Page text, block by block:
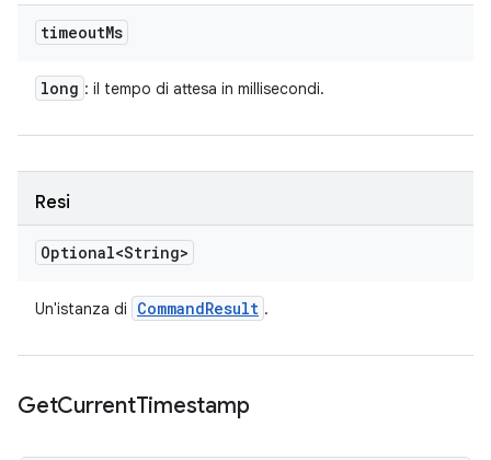
timeoutMs
long : il tempo di attesa in millisecondi.
Resi
Optional<String>
Un'istanza di CommandResult .
GetCurrentTimestamp